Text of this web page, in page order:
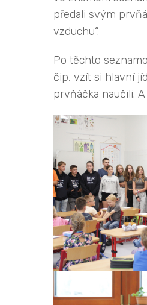
předali svým
vzduchu“.
Po těchto
čip, vzít si hlavní
prvňáčka naučili.